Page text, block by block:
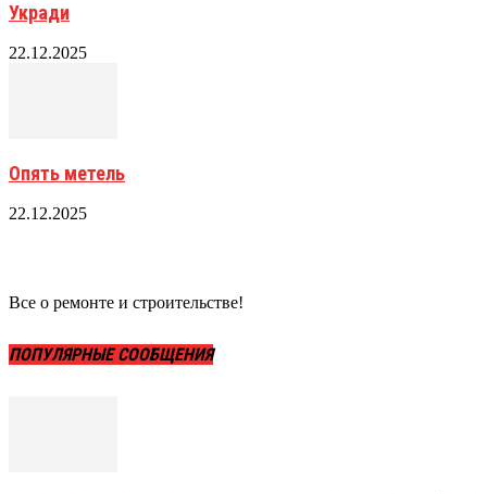
Укради
22.12.2025
Опять метель
22.12.2025
Все о ремонте и строительстве!
ПОПУЛЯРНЫЕ СООБЩЕНИЯ